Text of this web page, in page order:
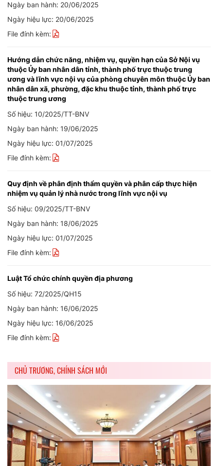
Ngày ban hành: 20/06/2025
Ngày hiệu lực: 20/06/2025
File đính kèm:
Hướng dẫn chức năng, nhiệm vụ, quyền hạn của Sở Nội vụ
thuộc Ủy ban nhân dân tỉnh, thành phố trực thuộc trung
ương và lĩnh vực nội vụ của phòng chuyên môn thuộc Ủy ban
nhân dân xã, phường, đặc khu thuộc tỉnh, thành phố trực
thuộc trung ương
Số hiệu: 10/2025/TT-BNV
Ngày ban hành: 19/06/2025
Ngày hiệu lực: 01/07/2025
File đính kèm:
Quy định về phân định thẩm quyền và phân cấp thực hiện
nhiệm vụ quản lý nhà nước trong lĩnh vực nội vụ
Số hiệu: 09/2025/TT-BNV
Ngày ban hành: 18/06/2025
Ngày hiệu lực: 01/07/2025
File đính kèm:
Luật Tổ chức chính quyền địa phương
Số hiệu: 72/2025/QH15
Ngày ban hành: 16/06/2025
Ngày hiệu lực: 16/06/2025
File đính kèm:
CHỦ TRƯƠNG, CHÍNH SÁCH MỚI